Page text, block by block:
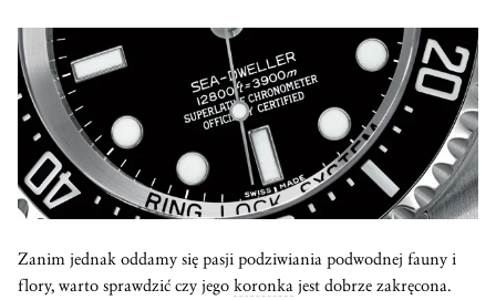
Zanim jednak oddamy się pasji podziwiania podwodnej fauny i
flory, warto sprawdzić czy jego koronka jest dobrze zakręcona.